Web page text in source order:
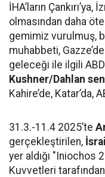
İHA’ların Çankırı’ya,
olmasından daha
gemimiz vurulmuş,
muhabbeti,
geleceği ile ilgili
Kushner/Dahlan
Kahire’de, Katar’da,
31.3.-11.4 2025’te
gerçekleştirilen, İsrail
yer aldığı "Iniochos
Kuvvetleri